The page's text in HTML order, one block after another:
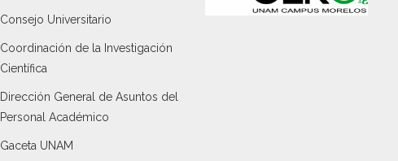
Consejo Universitario
Coordinación de la Investigación
Científica
Dirección General de Asuntos del
Personal Académico
Gaceta UNAM